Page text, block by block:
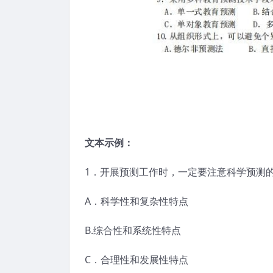
文本示例：
1．开展预测工作时，一定要注意科学预测
A．科学性和复杂性特点
B.综合性和系统性特点
C．合理性和发展性特点